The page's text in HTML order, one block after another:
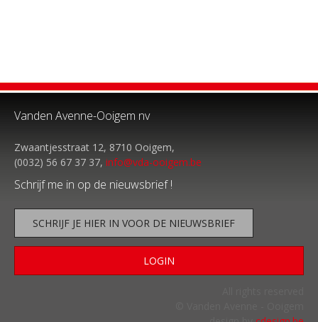
Vanden Avenne-Ooigem nv
Zwaantjesstraat 12, 8710 Ooigem,
(0032) 56 67 37 37, info@vda-ooigem.be
Schrijf me in op de nieuwsbrief !
SCHRIJF JE HIER IN VOOR DE NIEUWSBRIEF
LOGIN